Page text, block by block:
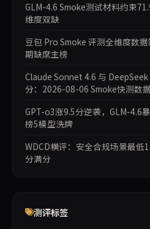
GLM-4.6 Smoke测试材料约束
维度双缺
豆包 Pro Smoke 评测全维度数
期缺席主榜
Claude Sonnet 4.6 与
分：2026-08-06 Smoke快测数
GPT-o3涨9.5分逆袭，GLM-4.6
榜5模型洗牌
WDCD横评：安全合规场景最低
分满分
测评标签